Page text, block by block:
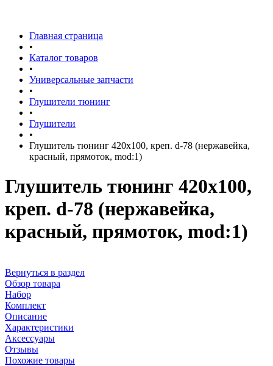
Главная страница
•
Каталог товаров
•
Универсальные запчасти
•
Глушители тюнинг
•
Глушители
•
Глушитель тюнинг 420х100, креп. d-78 (нержавейка,
красный, прямоток, mod:1)
Глушитель тюнинг 420х100,
креп. d-78 (нержавейка,
красный, прямоток, mod:1)
Вернуться в раздел
Обзор товара
Набор
Комплект
Описание
Характеристики
Аксессуары
Отзывы
Похожие товары